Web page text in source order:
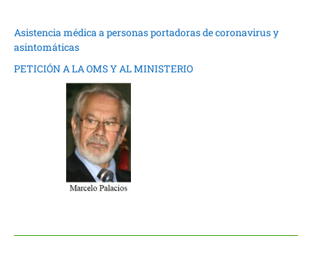
Asistencia médica a personas portadoras de coronavirus y
asintomáticas
PETICIÓN A LA OMS Y AL MINISTERIO